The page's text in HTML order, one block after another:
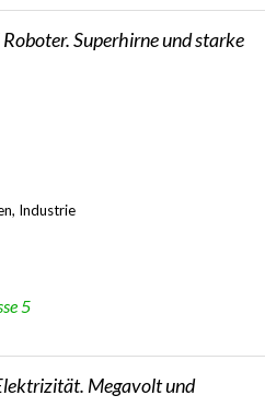
Superhirne und starke
Industrie
5
Megavolt und